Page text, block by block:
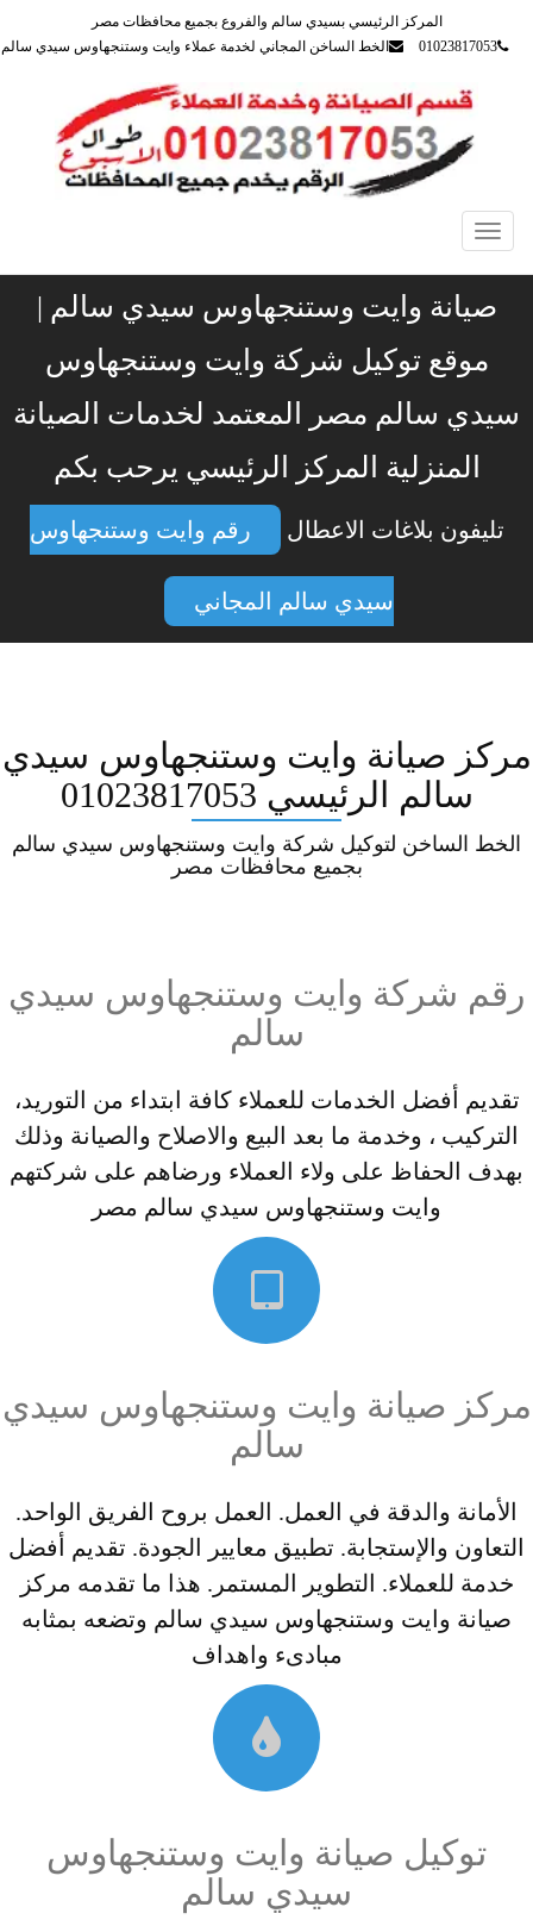
المركز الرئيسي بسيدي سالم والفروع بجميع محافظات مصر
01023817053
الخط الساخن المجاني لخدمة عملاء وايت وستنجهاوس سيدي سالم
Toggle
navigation
صيانة وايت وستنجهاوس سيدي سالم |
موقع توكيل شركة وايت وستنجهاوس
سيدي سالم مصر المعتمد لخدمات الصيانة
المنزلية المركز الرئيسي يرحب بكم
تليفون بلاغات الاعطال رقم وايت وستنجهاوس
سيدي سالم المجاني
مركز صيانة وايت وستنجهاوس سيدي
سالم الرئيسي 01023817053
الخط الساخن لتوكيل شركة وايت وستنجهاوس سيدي سالم
بجميع محافظات مصر
رقم شركة وايت وستنجهاوس سيدي
سالم
تقديم أفضل الخدمات للعملاء كافة ابتداء من التوريد،
التركيب ، وخدمة ما بعد البيع والاصلاح والصيانة وذلك
بهدف الحفاظ على ولاء العملاء ورضاهم على شركتهم
وايت وستنجهاوس سيدي سالم مصر
مركز صيانة وايت وستنجهاوس سيدي
سالم
الأمانة والدقة في العمل. العمل بروح الفريق الواحد.
التعاون والإستجابة. تطبيق معايير الجودة. تقديم أفضل
خدمة للعملاء. التطوير المستمر. هذا ما تقدمه مركز
صيانة وايت وستنجهاوس سيدي سالم وتضعه بمثابه
مبادىء واهداف
توكيل صيانة وايت وستنجهاوس
سيدي سالم